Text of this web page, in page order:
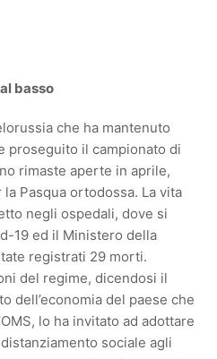
basso
che ha mantenuto
proseguito il campionato di
rimaste aperte in aprile,
la Pasqua ortodossa. La vita
negli ospedali, dove si
19 ed il Ministero della
registrati 29 morti.
del regime, dicendosi il
dell’economia del paese che
lo ha invitato ad adottare
sociale agli